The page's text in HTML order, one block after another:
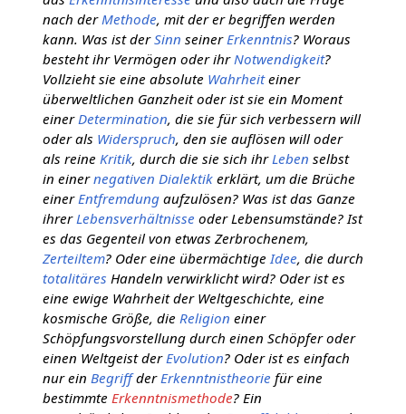
nach der Methode, mit der er begriffen werden
kann. Was ist derSinn seiner Erkenntnis? Woraus
besteht ihr Vermögen oder ihr Notwendigkeit?
Vollzieht sie eine absolute Wahrheiteiner
überweltlichen Ganzheit oder ist sie ein Moment
einer Determination, die sie für sich verbessern will
oder als Widerspruch, den sie auflösen will oder
als reine Kritik, durch die sie sich ihr Leben selbst
in einernegativen Dialektikerklärt, um die Brüche
einer Entfremdungaufzulösen? Was ist das Ganze
ihrer Lebensverhältnisse oder Lebensumstände? Ist
es das Gegenteil von etwas Zerbrochenem,
Zerteiltem? Oder eine übermächtige Idee, die durch
totalitäres Handeln verwirklicht wird? Oder ist es
eine ewige Wahrheit der Weltgeschichte, eine
kosmische Größe, die Religion einer
Schöpfungsvorstellung durch einen Schöpfer oder
einen Weltgeist der Evolution? Oder ist es einfach
nur ein Begriffder Erkenntnistheorie für eine
bestimmte Erkenntnismethode? Ein